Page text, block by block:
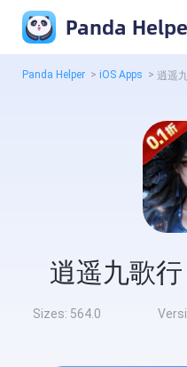
Panda
Panda Helper > iOS Apps > 逍遥
Sizes: 564.0